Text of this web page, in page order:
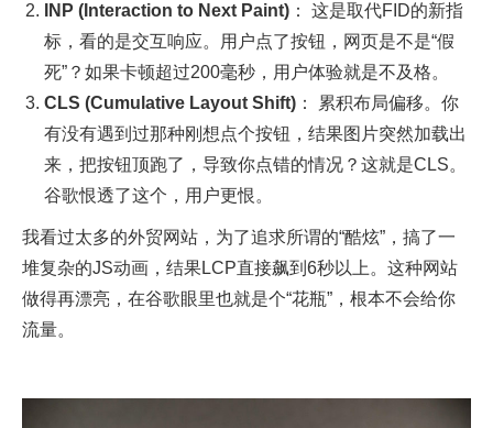
INP (Interaction to Next Paint) ： 这是取代FID的新指
标，看的是交互响应。用户点了按钮，网页是不是“假
死”？如果卡顿超过200毫秒，用户体验就是不及格。
CLS (Cumulative Layout Shift) ： 累积布局偏移。你
有没有遇到过那种刚想点个按钮，结果图片突然加载出
来，把按钮顶跑了，导致你点错的情况？这就是CLS。
谷歌恨透了这个，用户更恨。
我看过太多的外贸网站，为了追求所谓的“酷炫”，搞了一
堆复杂的JS动画，结果LCP直接飙到6秒以上。这种网站
做得再漂亮，在谷歌眼里也就是个“花瓶”，根本不会给你
流量。